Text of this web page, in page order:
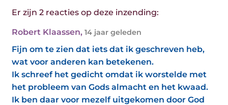
Er zijn 2 reacties op deze inzending:
Robert Klaassen, 14 jaar geleden
Fijn om te zien dat iets dat ik geschreven heb,
wat voor anderen kan betekenen.
Ik schreef het gedicht omdat ik worstelde met
het probleem van Gods almacht en het kwaad.
Ik ben daar voor mezelf uitgekomen door God